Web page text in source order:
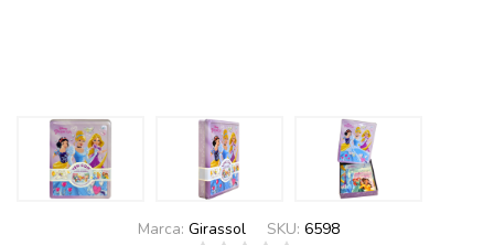
Marca: Girassol SKU: 6598